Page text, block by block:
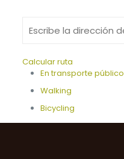
Calcular ruta
En transporte público
Walking
Bicycling